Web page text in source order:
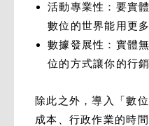
活動專業性：要實
數位的世界能用更
數據發展性：實體
位的方式讓你的行
除此之外，導入「數
成本、行政作業的時